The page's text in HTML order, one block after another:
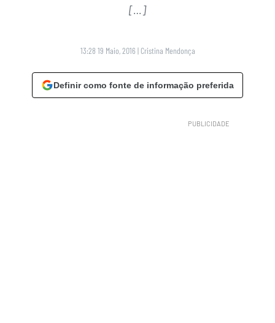
[…]
13:28 19 Maio, 2016 | Cristina Mendonça
Definir como fonte de informação preferida